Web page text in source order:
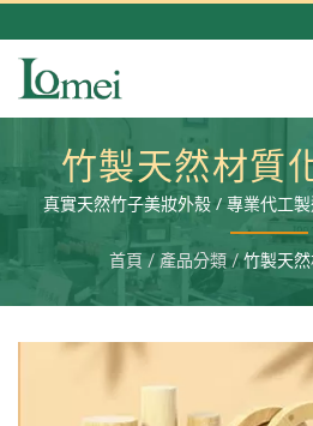
竹製天然材質
真實天然竹子美妝外殼 / 專業代工
外殼，塑膠材質美妝包材，並提供
生產。
首頁 / 產品分類 / 竹製天